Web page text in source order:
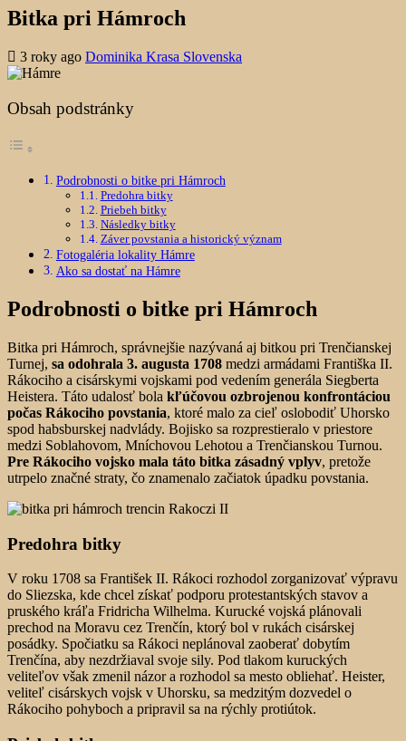
Bitka pri Hámroch
3 roky ago Dominika Krasa Slovenska
Obsah podstránky
Podrobnosti o bitke pri Hámroch
Predohra bitky
Priebeh bitky
Následky bitky
Záver povstania a historický význam
Fotogaléria lokality Hámre
Ako sa dostať na Hámre
Podrobnosti o bitke pri Hámroch
Bitka pri Hámroch, správnejšie nazývaná aj bitkou pri Trenčianskej
Turnej, sa odohrala 3. augusta 1708 medzi armádami Františka II.
Rákociho a cisárskymi vojskami pod vedením generála Siegberta
Heistera. Táto udalosť bola kľúčovou ozbrojenou konfrontáciou
počas Rákociho povstania, ktoré malo za cieľ oslobodiť Uhorsko
spod habsburskej nadvlády. Bojisko sa rozprestieralo v priestore
medzi Soblahovom, Mníchovou Lehotou a Trenčianskou Turnou.
Pre Rákociho vojsko mala táto bitka zásadný vplyv, pretože
utrpelo značné straty, čo znamenalo začiatok úpadku povstania.
Predohra bitky
V roku 1708 sa František II. Rákoci rozhodol zorganizovať výpravu
do Sliezska, kde chcel získať podporu protestantských stavov a
pruského kráľa Fridricha Wilhelma. Kurucké vojská plánovali
prechod na Moravu cez Trenčín, ktorý bol v rukách cisárskej
posádky. Spočiatku sa Rákoci neplánoval zaoberať dobytím
Trenčína, aby nezdržiaval svoje sily. Pod tlakom kuruckých
veliteľov však zmenil názor a rozhodol sa mesto obliehať. Heister,
veliteľ cisárskych vojsk v Uhorsku, sa medzitým dozvedel o
Rákociho pohyboch a pripravil sa na rýchly protiútok.